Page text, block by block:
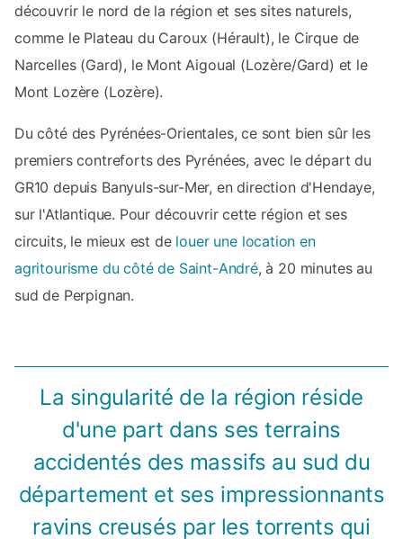
découvrir le nord de la région et ses sites naturels,
comme le Plateau du Caroux (Hérault), le Cirque de
Narcelles (Gard), le Mont Aigoual (Lozère/Gard) et le
Mont Lozère (Lozère).
Du côté des Pyrénées-Orientales, ce sont bien sûr les
premiers contreforts des Pyrénées, avec le départ du
GR10 depuis Banyuls-sur-Mer, en direction d'Hendaye,
sur l'Atlantique. Pour découvrir cette région et ses
circuits, le mieux est de louer une location en
agritourisme du côté de Saint-André, à 20 minutes au
sud de Perpignan.
La singularité de la région réside
d'une part dans ses terrains
accidentés des massifs au sud du
département et ses impressionnants
ravins creusés par les torrents qui